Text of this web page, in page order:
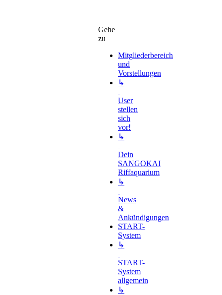
Gehe
zu
Mitgliederbereich
und
Vorstellungen
↳
User
stellen
sich
vor!
↳
Dein
SANGOKAI
Riffaquarium
↳
News
&
Ankündigungen
START-
System
↳
START-
System
allgemein
↳